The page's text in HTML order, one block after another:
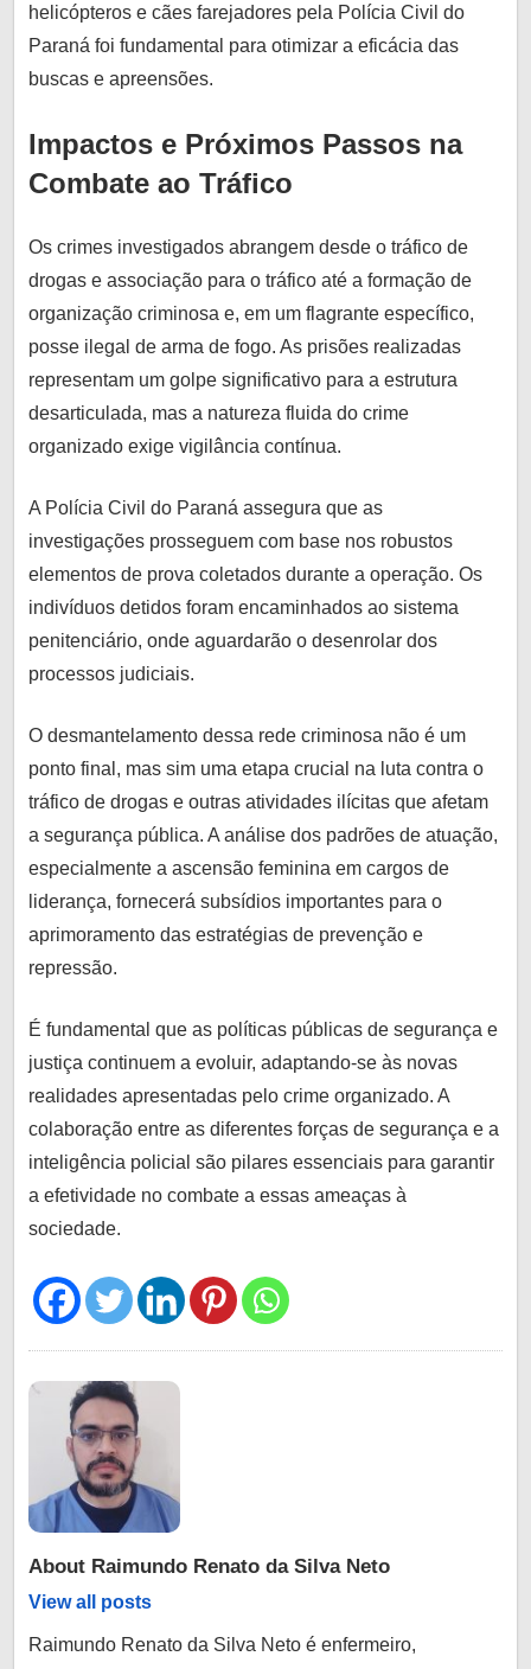
helicópteros e cães farejadores pela Polícia Civil do
Paraná foi fundamental para otimizar a eficácia das
buscas e apreensões.
Impactos e Próximos Passos na
Combate ao Tráfico
Os crimes investigados abrangem desde o tráfico de
drogas e associação para o tráfico até a formação de
organização criminosa e, em um flagrante específico,
posse ilegal de arma de fogo. As prisões realizadas
representam um golpe significativo para a estrutura
desarticulada, mas a natureza fluida do crime
organizado exige vigilância contínua.
A Polícia Civil do Paraná assegura que as
investigações prosseguem com base nos robustos
elementos de prova coletados durante a operação. Os
indivíduos detidos foram encaminhados ao sistema
penitenciário, onde aguardarão o desenrolar dos
processos judiciais.
O desmantelamento dessa rede criminosa não é um
ponto final, mas sim uma etapa crucial na luta contra o
tráfico de drogas e outras atividades ilícitas que afetam
a segurança pública. A análise dos padrões de atuação,
especialmente a ascensão feminina em cargos de
liderança, fornecerá subsídios importantes para o
aprimoramento das estratégias de prevenção e
repressão.
É fundamental que as políticas públicas de segurança e
justiça continuem a evoluir, adaptando-se às novas
realidades apresentadas pelo crime organizado. A
colaboração entre as diferentes forças de segurança e a
inteligência policial são pilares essenciais para garantir
a efetividade no combate a essas ameaças à
sociedade.
About Raimundo Renato da Silva Neto
View all posts
Raimundo Renato da Silva Neto é enfermeiro,